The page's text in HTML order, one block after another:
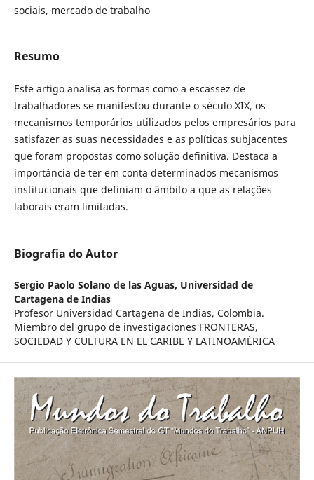
sociais, mercado de trabalho
Resumo
Este artigo analisa as formas como a escassez de
trabalhadores se manifestou durante o século XIX, os
mecanismos temporários utilizados pelos empresários para
satisfazer as suas necessidades e as políticas subjacentes
que foram propostas como solução definitiva. Destaca a
importância de ter em conta determinados mecanismos
institucionais que definiam o âmbito a que as relações
laborais eram limitadas.
Biografia do Autor
Sergio Paolo Solano de las Aguas, Universidad de
Cartagena de Indias
Profesor Universidad Cartagena de Indias, Colombia.
Miembro del grupo de investigaciones FRONTERAS,
SOCIEDAD Y CULTURA EN EL CARIBE Y LATINOAMÉRICA